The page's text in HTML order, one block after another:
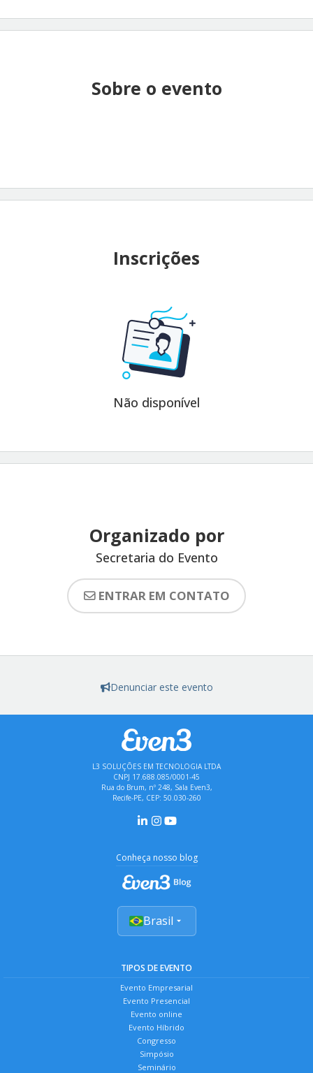
Sobre o evento
Inscrições
Não disponível
Organizado por
Secretaria do Evento
ENTRAR EM CONTATO
Denunciar este evento
L3 SOLUÇÕES EM TECNOLOGIA LTDA
CNPJ 17.688.085/0001-45
Rua do Brum, nº 248, Sala Even3,
Recife-PE, CEP: 50.030-260
Conheça nosso blog
Brasil
TIPOS DE EVENTO
Evento Empresarial
Evento Presencial
Evento online
Evento Híbrido
Congresso
Simpósio
Seminário